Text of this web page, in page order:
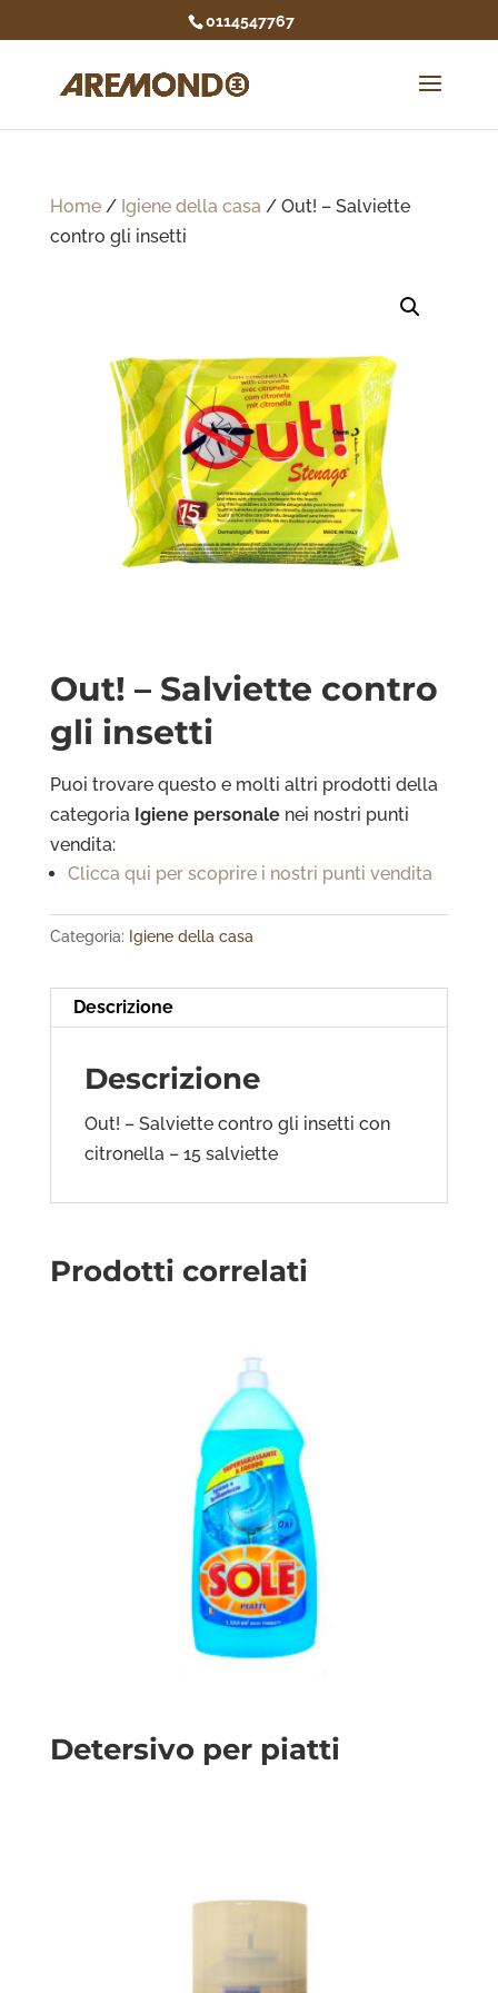
0114547767
Home/ Igiene della casa/ Out! – Salviette
contro gli insetti
Out! – Salviette contro
gli insetti
Puoi trovare questo e molti altri prodotti della
categoria Igiene personale nei nostri punti
vendita:
Clicca qui per scoprire i nostri punti vendita
Categoria: Igiene della casa
Descrizione
Descrizione
Out! – Salviette contro gli insetti con
citronella – 15 salviette
Prodotti correlati
Detersivo per piatti